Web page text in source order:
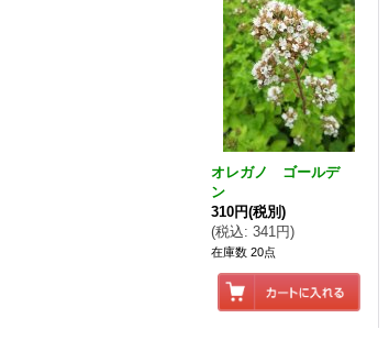
オレガノ ゴールデ
ン
310円(税別)
(税込: 341円)
在庫数 20点